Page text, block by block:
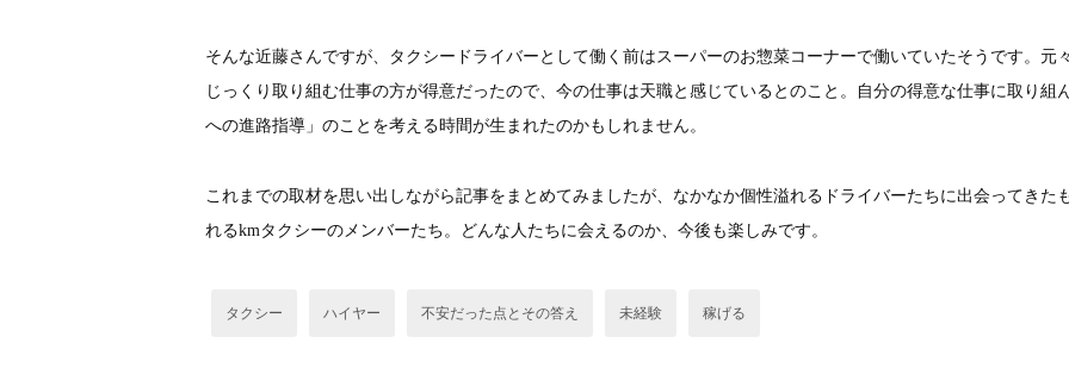
そんな近藤さんですが、タクシードライバーとして働く前はスーパーのお惣菜コーナーで働いていたそうです。元
じっくり取り組む仕事の方が得意だったので、今の仕事は天職と感じているとのこと。自分の得意な仕事に取り組
への進路指導」のことを考える時間が生まれたのかもしれません。
これまでの取材を思い出しながら記事をまとめてみましたが、なかなか個性溢れるドライバーたちに出会ってきた
れるkmタクシーのメンバーたち。どんな人たちに会えるのか、今後も楽しみです。
タクシー ハイヤー 不安だった点とその答え 未経験 稼げる